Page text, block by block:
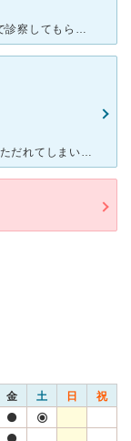
私は、まだ幼児の頃からこのたうち小児科さんで診察してもらっています。言わば、掛かり付けの病院ですね(^^) 昔は体が弱くすぐに病気になったりして本当にたうちさんにはお世話になっていました。高校生とな
[症状・来院理由] 子供が生後3ヶ月のとき発疹がただれてしまい診察していただき、食物アレルギーが発覚したので通院していました。 [医師の診断・治療法] 抗ヒスタミン剤の服用、保湿剤、プロペト、そ
金 土 日 祝